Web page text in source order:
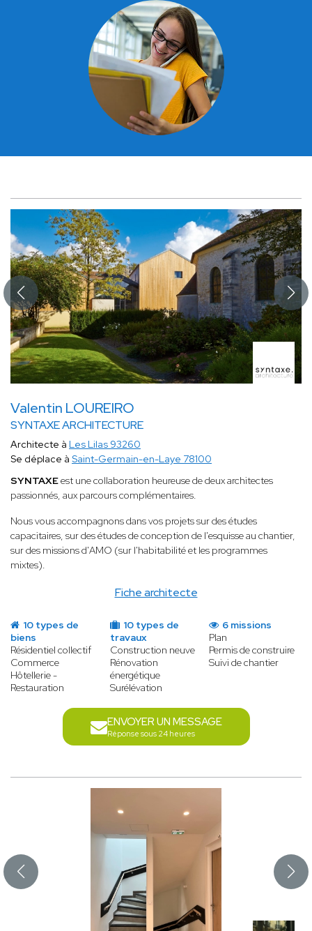
Valentin LOUREIRO
SYNTAXE ARCHITECTURE
Fiche architecte
Architecte à Les Lilas 93260
Se déplace à Saint-Germain-en-Laye 78100
SYNTAXEest une collaboration heureuse de deux architectes
passionnés, aux parcours complémentaires.
Nous vous accompagnons dans vos projets sur des études
capacitaires, sur des études de conception de l'esquisse au chantier,
sur des missions d'AMO (sur l'habitabilité et les programmes
mixtes).
10 types de
biens
Résidentiel collectif
Commerce
Hôtellerie -
Restauration
10 types de
travaux
Construction neuve
Rénovation
énergétique
Surélévation
6 missions
Plan
Permis de construire
Suivi de chantier
ENVOYER UN MESSAGE
Réponse sous 24 heures